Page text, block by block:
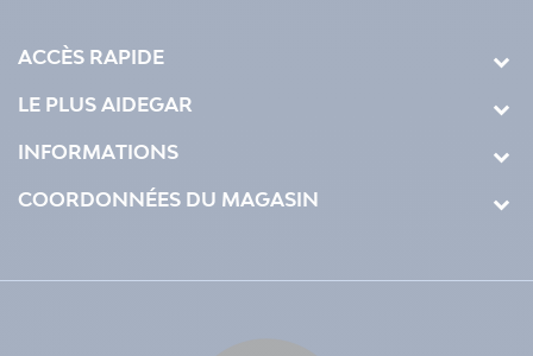
ACCÈS RAPIDE
LE PLUS AIDEGAR
INFORMATIONS
COORDONNÉES DU MAGASIN